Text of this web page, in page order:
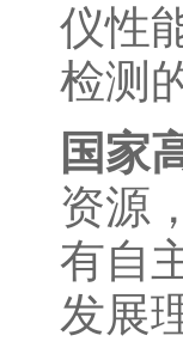
仪性
检测
国家
资源
有自
发展